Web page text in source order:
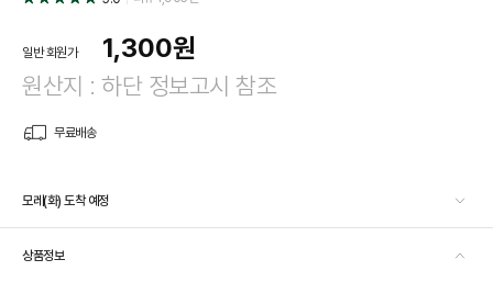
일반 회원가 1,300원
원산지 : 하단 정보고시 참조
무료배송
모레(화) 도착 예정
상품정보